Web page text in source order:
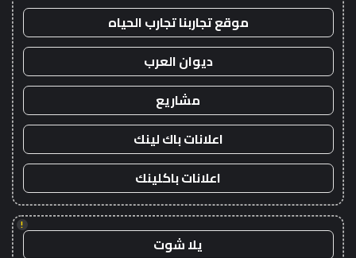
موقع تجاربنا تجارب الحياه
ديوان العرب
مشاريع
اعلانات باك لينك
اعلانات باكلينك
!
يلا شوت